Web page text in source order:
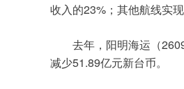
收入的23% ；其他航线实
去年，阳明海运（
减少51.89亿元新台币。